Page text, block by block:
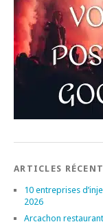
ARTICLES
10 entreprises
2026
Arcachon